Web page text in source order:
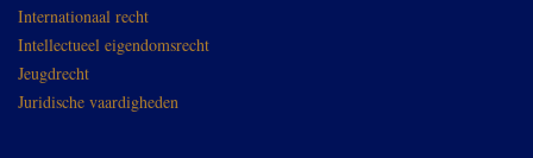
Internationaal recht
Intellectueel eigendomsrecht
Jeugdrecht
Juridische vaardigheden